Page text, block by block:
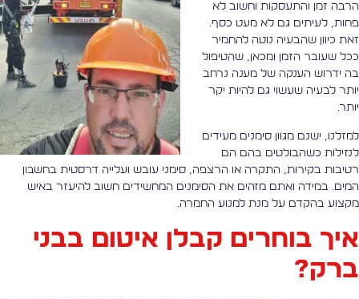
זמן והתעסקות וחשוב לא
לעיתים גם לא מעט כסף.
כיוון שהבעיה נוטה להחמיר
שעובר הזמן ומכאן, שהטיפול
ידרוש הענקה של מענה נרחב
לבעיה שעשוי גם להיות יקר
ישנם מגוון סימנים מעידים
כשהבולטים בהם הם
בקירות, התקרה או הרצפה, סימני עובש ועלייה דרסטית בחשבון
במידה ואתם מזהים את הסימנים המחשידים חשוב להיעזר באיש
בהקדם על מנת למנוע החמרה.
בוחרים קבלן איטום בבני